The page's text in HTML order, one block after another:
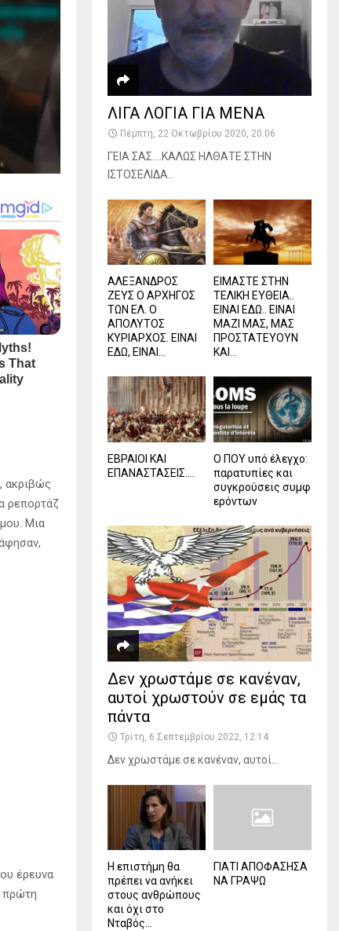
ακριβώς
ρεπορτάζ
Μια
έρευνα
πρώτη
ΛΙΓΑ ΛΟΓΙΑ ΓΙΑ ΜΕΝΑ
Πέμπτη, 22 Οκτωβρίου 2020, 20:06
ΓΕΙΑ ΣΑΣ….ΚΑΛΩΣ ΗΛΘΑΤΕ ΣΤΗΝ
ΙΣΤΟΣΕΛΙΔΑ...
ΑΛΕΞΑΝΔΡΟΣ
ΖΕΥΣ Ο ΑΡΧΗΓΟΣ
ΤΩΝ ΕΛ. Ο
ΑΠΟΛΥΤΟΣ
ΚΥΡΙΑΡΧΟΣ. ΕΙΝΑΙ
ΕΔΩ, ΕΙΝΑΙ...
ΕΙΜΑΣΤΕ ΣΤΗΝ
ΤΕΛΙΚΗ ΕΥΘΕΙΑ..
ΕΙΝΑΙ ΕΔΩ.. ΕΙΝΑΙ
ΜΑΖΙ ΜΑΣ, ΜΑΣ
ΠΡΟΣΤΑΤΕΥΟΥΝ
ΚΑΙ...
ΕΒΡΑΙΟΙ ΚΑΙ
ΕΠΑΝΑΣΤΑΣΕΙΣ….
Ο ΠΟΥ υπό έλεγχο:
παρατυπίες και
συγκρούσεις συμφ
ερόντων
Δεν χρωστάμε σε κανέναν,
αυτοί χρωστούν σε εμάς τα
πάντα
Τρίτη, 6 Σεπτεμβρίου 2022, 12:14
Δεν χρωστάμε σε κανέναν, αυτοί...
Η επιστήμη θα
πρέπει να ανήκει
στους ανθρώπους
και όχι στο
Νταβός...
ΓΙΑΤΙ ΑΠΟΦΑΣΗΣΑ
ΝΑ ΓΡΑΨΩ